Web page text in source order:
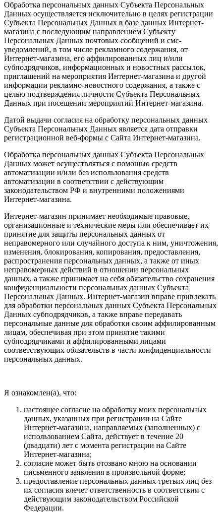
Обработка персональных данных Субъекта Персональных
Данных осуществляется исключительно в целях регистрации
Субъекта Персональных Данных в базе данных Интернет-
магазина с последующим направлением Субъекту
Персональных Данных почтовых сообщений и смс-
уведомлений, в том числе рекламного содержания, от
Интернет-магазина, его аффилированных лиц и/или
субподрядчиков, информационных и новостных рассылок,
приглашений на мероприятия Интернет-магазина и другой
информации рекламно-новостного содержания, а также с
целью подтверждения личности Субъекта Персональных
Данных при посещении мероприятий Интернет-магазина.
Датой выдачи согласия на обработку персональных данных
Субъекта Персональных Данных является дата отправки
регистрационной веб-формы с Сайта Интернет-магазина.
Обработка персональных данных Субъекта Персональных
Данных может осуществляться с помощью средств
автоматизации и/или без использования средств
автоматизации в соответствии с действующим
законодательством РФ и внутренними положениями
Интернет-магазина.
Интернет-магазин принимает необходимые правовые,
организационные и технические меры или обеспечивает их
принятие для защиты персональных данных от
неправомерного или случайного доступа к ним, уничтожения,
изменения, блокирования, копирования, предоставления,
распространения персональных данных, а также от иных
неправомерных действий в отношении персональных
данных, а также принимает на себя обязательство сохранения
конфиденциальности персональных данных Субъекта
Персональных Данных. Интернет-магазин вправе привлекать
для обработки персональных данных Субъекта Персональных
Данных субподрядчиков, а также вправе передавать
персональные данные для обработки своим аффилированным
лицам, обеспечивая при этом принятие такими
субподрядчиками и аффилированными лицами
соответствующих обязательств в части конфиденциальности
персональных данных.
Я ознакомлен(а), что:
настоящее согласие на обработку моих персональных
данных, указанных при регистрации на Сайте
Интернет-магазина, направляемых (заполненных) с
использованием Cайта, действует в течение 20
(двадцати) лет с момента регистрации на Cайте
Интернет-магазина;
согласие может быть отозвано мною на основании
письменного заявления в произвольной форме;
предоставление персональных данных третьих лиц без
их согласия влечет ответственность в соответствии с
действующим законодательством Российской
Федерации.